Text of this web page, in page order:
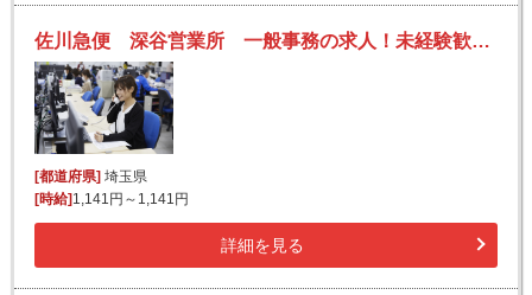
佐川急便 深谷営業所 一般事務の求人！未経験歓迎！先輩たちがサポートします♪
[都道府県]埼玉県
[時給]1,141円～1,141円
詳細を見る